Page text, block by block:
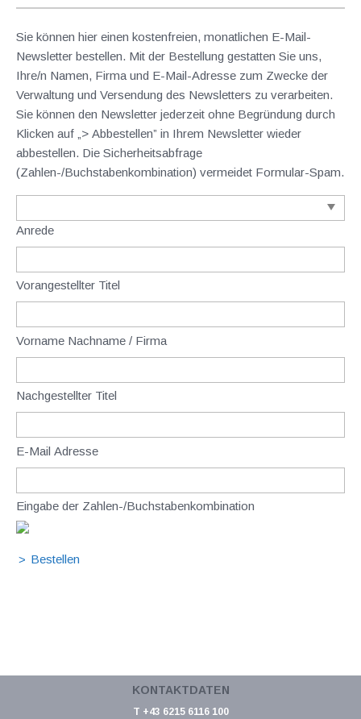
Sie können hier einen kostenfreien, monatlichen E-Mail-
Newsletter bestellen. Mit der Bestellung gestatten Sie uns,
Ihre/n Namen, Firma und E-Mail-Adresse zum Zwecke der
Verwaltung und Versendung des Newsletters zu verarbeiten.
Sie können den Newsletter jederzeit ohne Begründung durch
Klicken auf „> Abbestellen” in Ihrem Newsletter wieder
abbestellen. Die Sicherheitsabfrage
(Zahlen-/Buchstabenkombination) vermeidet Formular-Spam.
Anrede
Vorangestellter Titel
Vorname Nachname / Firma
Nachgestellter Titel
E-Mail Adresse
Eingabe der Zahlen-/Buchstabenkombination
KONTAKTDATEN
T +43 6215 6116 100